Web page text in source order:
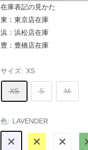
在庫表記の見かた
東：東京店在庫
浜：浜松店在庫
豊：豊橋店在庫
サイズ: XS
XS S M
色: LAVENDER
LAVENDERYELLOW WHITE